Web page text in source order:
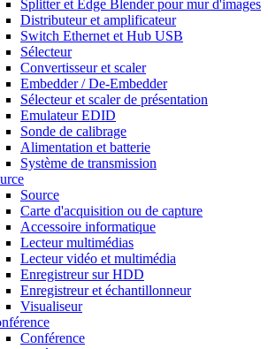
Splitter et Edge Blender pour mur d'images
Distributeur et amplificateur
Switch Ethernet et Hub USB
Sélecteur
Convertisseur et scaler
Embedder / De-Embedder
Sélecteur et scaler de présentation
Emulateur EDID
Sonde de calibrage
Alimentation et batterie
Système de transmission
Source
Carte d'acquisition ou de capture
Accessoire informatique
Lecteur multimédias
Lecteur vidéo et multimédia
Enregistreur sur HDD
Enregistreur et échantillonneur
Visualiseur
Conférence